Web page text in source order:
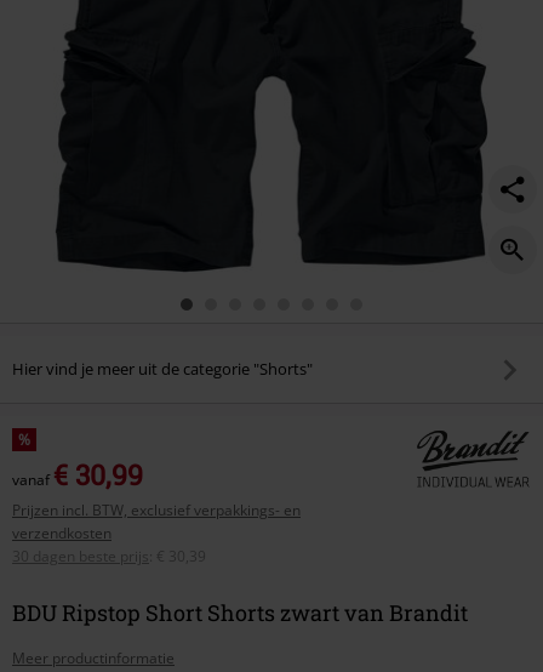
Hier vind je meer uit de categorie "Shorts"
%
vanaf€ 30,99
Prijzen incl. BTW, exclusief verpakkings- en
verzendkosten
30 dagen beste prijs
€ 30,39
BDU Ripstop Short Shorts zwart van Brandit
Meer productinformatie